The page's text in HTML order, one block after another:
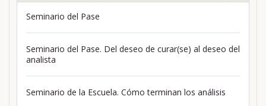
Seminario del Pase
Seminario del Pase. Del deseo de curar(se) al deseo del
analista
Seminario de la Escuela. Cómo terminan los análisis